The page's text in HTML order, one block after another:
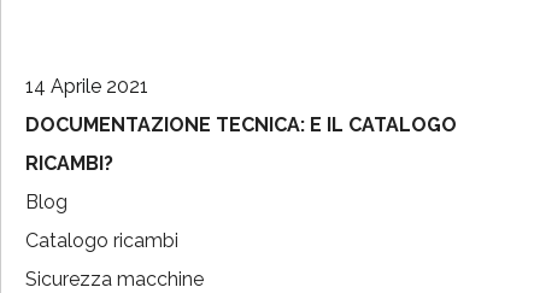
14 Aprile 2021
DOCUMENTAZIONE TECNICA: E IL CATALOGO
RICAMBI?
Blog
Catalogo ricambi
Sicurezza macchine